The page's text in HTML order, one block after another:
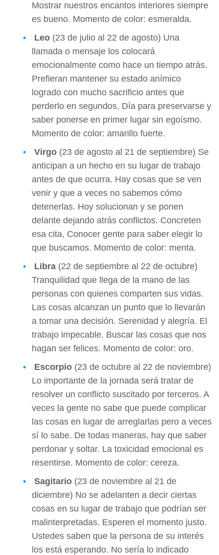
Mostrar nuestros encantos interiores siempre
es bueno. Momento de color: esmeralda.
Leo (23 de julio al 22 de agosto) Una
llamada o mensaje los colocará
emocionalmente como hace un tiempo atrás.
Prefieran mantener su estado anímico
logrado con mucho sacrificio antes que
perderlo en segundos. Día para preservarse y
saber ponerse en primer lugar sin egoísmo.
Momento de color: amarillo fuerte.
Virgo (23 de agosto al 21 de septiembre) Se
anticipan a un hecho en su lugar de trabajo
antes de que ocurra. Hay cosas que se ven
venir y que a veces no sabemos cómo
detenerlas. Hoy solucionan y se ponen
delante dejando atrás conflictos. Concreten
esa cita, Conocer gente para saber elegir lo
que buscamos. Momento de color: menta.
Libra (22 de septiembre al 22 de octubre)
Tranquilidad que llega de la mano de las
personas con quienes comparten sus vidas.
Las cosas alcanzan un punto que lo llevarán
a tomar una decisión. Serenidad y alegría. El
trabajo impecable. Buscar las cosas que nos
hagan ser felices. Momento de color: oro.
Escorpio (23 de octubre al 22 de noviembre)
Lo importante de la jornada será tratar de
resolver un conflicto suscitado por terceros. A
veces la gente no sabe que puede complicar
las cosas en lugar de arreglarlas pero a veces
sí lo sabe. De todas maneras, hay que saber
perdonar y soltar. La toxicidad emocional es
resentirse. Momento de color: cereza.
Sagitario (23 de noviembre al 21 de
diciembre) No se adelanten a decir ciertas
cosas en su lugar de trabajo que podrían ser
malinterpretadas. Esperen el momento justo.
Ustedes saben que la persona de su interés
los está esperando. No sería lo indicado